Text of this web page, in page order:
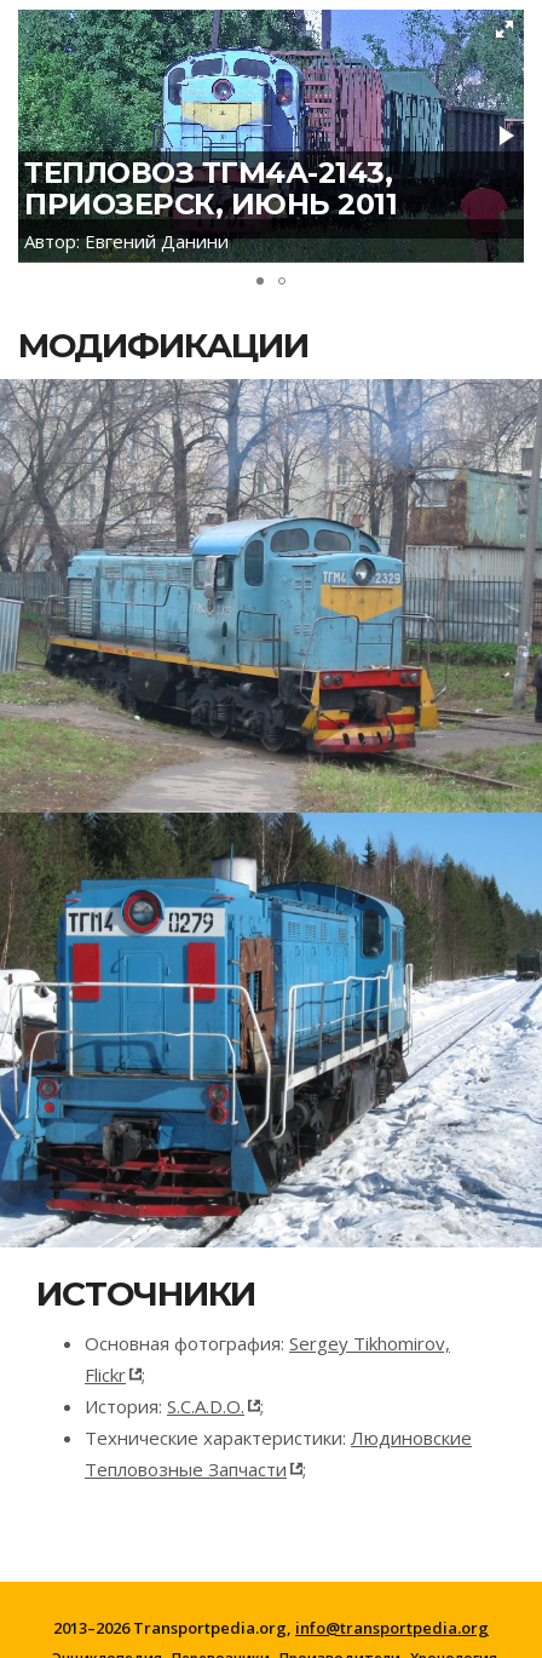
ТЕПЛОВОЗ ТГМ4А-2143,
ПРИОЗЕРСК, ИЮНЬ 2011
Автор: Евгений Данини
МОДИФИКАЦИИ
ИСТОЧНИКИ
Основная фотография: Sergey Tikhomirov,
Flickr
;
История: S.C.A.D.O.
;
Технические характеристики: Людиновские
Тепловозные Запчасти
;
2013–2026 Transportpedia.org, info@transportpedia.org